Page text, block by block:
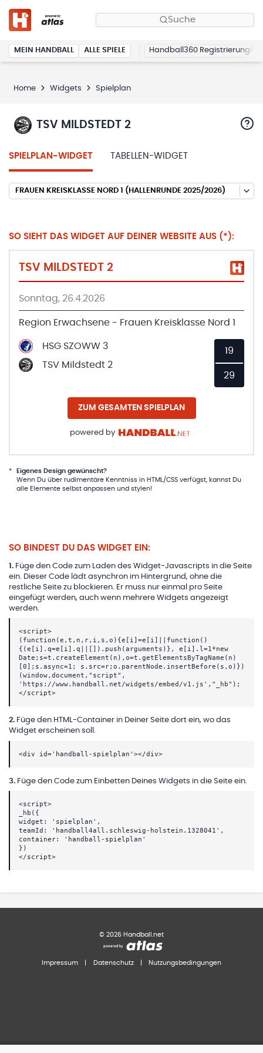
Suche
MEIN HANDBALL ALLE SPIELE Handball360 Registrierung
Home Widgets Spielplan
TSV MILDSTEDT 2
SPIELPLAN-WIDGET TABELLEN-WIDGET
FRAUEN KREISKLASSE NORD 1 (HALLENRUNDE 2025/2026)
SO SIEHT DAS WIDGET AUF DEINER WEBSITE AUS (*):
TSV MILDSTEDT 2
Sonntag, 26.4.2026
Region Erwachsene - Frauen Kreisklasse Nord 1
HSG SZOWW 3
TSV Mildstedt 2
19
29
ZUM GESAMTEN SPIELPLAN
powered by
*
Eigenes Design gewünscht?
Wenn Du über rudimentäre Kenntniss in HTML/CSS verfügst, kannst Du
alle Elemente selbst anpassen und stylen!
SO BINDEST DU DAS WIDGET EIN:
1 . Füge den Code zum Laden des Widget-Javascripts in die Seite
ein. Dieser Code lädt asynchron im Hintergrund, ohne die
restliche Seite zu blockieren. Er muss nur einmal pro Seite
eingefügt werden, auch wenn mehrere Widgets angezeigt
werden.
<script>
(function(e,t,n,r,i,s,o){e[i]=e[i]||function()
{(e[i].q=e[i].q||[]).push(arguments)}, e[i].l=1*new
Date;s=t.createElement(n),o=t.getElementsByTagName(n)
[0];s.async=1; s.src=r;o.parentNode.insertBefore(s,o)})
(window,document,"script",
'https://www.handball.net/widgets/embed/v1.js',"_hb");
</script>
2. Füge den HTML-Container in Deiner Seite dort ein, wo das
Widget erscheinen soll.
<div id='handball-spielplan'></div>
3. Füge den Code zum Einbetten Deines Widgets in die Seite ein.
<script>
_hb({
widget: 'spielplan',
teamId: 'handball4all.schleswig-holstein.1328041',
container: 'handball-spielplan'
})
</script>
© 2026 Handball.net
Impressum Datenschutz Nutzungsbedingungen